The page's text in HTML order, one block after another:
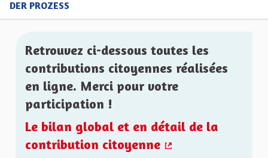
DER PROZESS
Retrouvez ci-dessous toutes les
contributions citoyennes réalisées
en ligne. Merci pour votre
participation !
Le bilan global et en détail de la
contribution citoyenne